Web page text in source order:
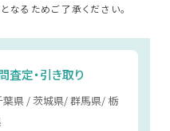
るためご了承ください。
査定・引き取り
県 / 茨城県/ 群馬県/ 栃